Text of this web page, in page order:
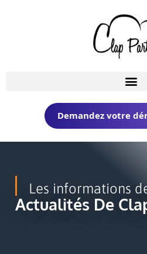
Demandez votre
Les informations
Actualités De